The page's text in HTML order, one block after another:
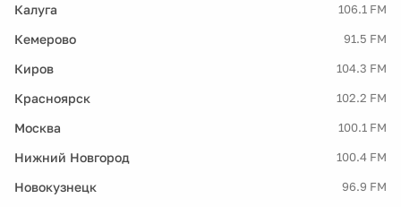
Калуга 106.1 FM
Кемерово 91.5 FM
Киров 104.3 FM
Красноярск 102.2 FM
Москва 100.1 FM
Нижний Новгород 100.4 FM
Новокузнецк 96.9 FM